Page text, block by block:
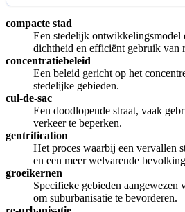
compacte stad
Een stedelijk ontwikkelingsmodel
dichtheid en efficiënt gebruik van
concentratiebeleid
Een beleid gericht op het
stedelijke gebieden.
cul-de-sac
Een doodlopende straat, vaak
verkeer te beperken.
gentrification
Het proces waarbij een vervallen
en een meer welvarende
groeikernen
Specifieke gebieden
om suburbanisatie te bevorderen.